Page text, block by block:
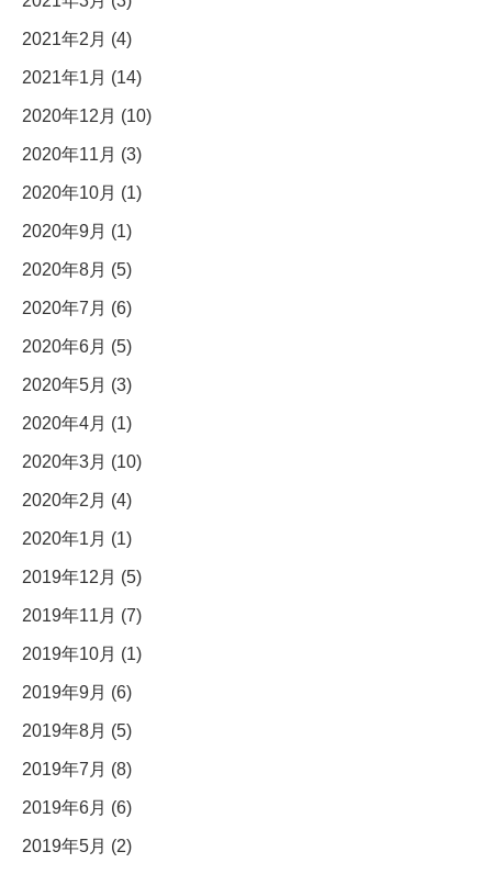
2021年2月 (4)
2021年1月 (14)
2020年12月 (10)
2020年11月 (3)
2020年10月 (1)
2020年9月 (1)
2020年8月 (5)
2020年7月 (6)
2020年6月 (5)
2020年5月 (3)
2020年4月 (1)
2020年3月 (10)
2020年2月 (4)
2020年1月 (1)
2019年12月 (5)
2019年11月 (7)
2019年10月 (1)
2019年9月 (6)
2019年8月 (5)
2019年7月 (8)
2019年6月 (6)
2019年5月 (2)